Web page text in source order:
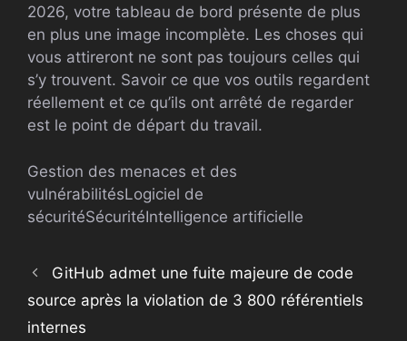
2026, votre tableau de bord présente de plus
en plus une image incomplète. Les choses qui
vous attireront ne sont pas toujours celles qui
s’y trouvent. Savoir ce que vos outils regardent
réellement et ce qu’ils ont arrêté de regarder
est le point de départ du travail.
Gestion des menaces et des
vulnérabilitésLogiciel de
sécuritéSécuritéIntelligence artificielle
GitHub admet une fuite majeure de code
source après la violation de 3 800 référentiels
internes